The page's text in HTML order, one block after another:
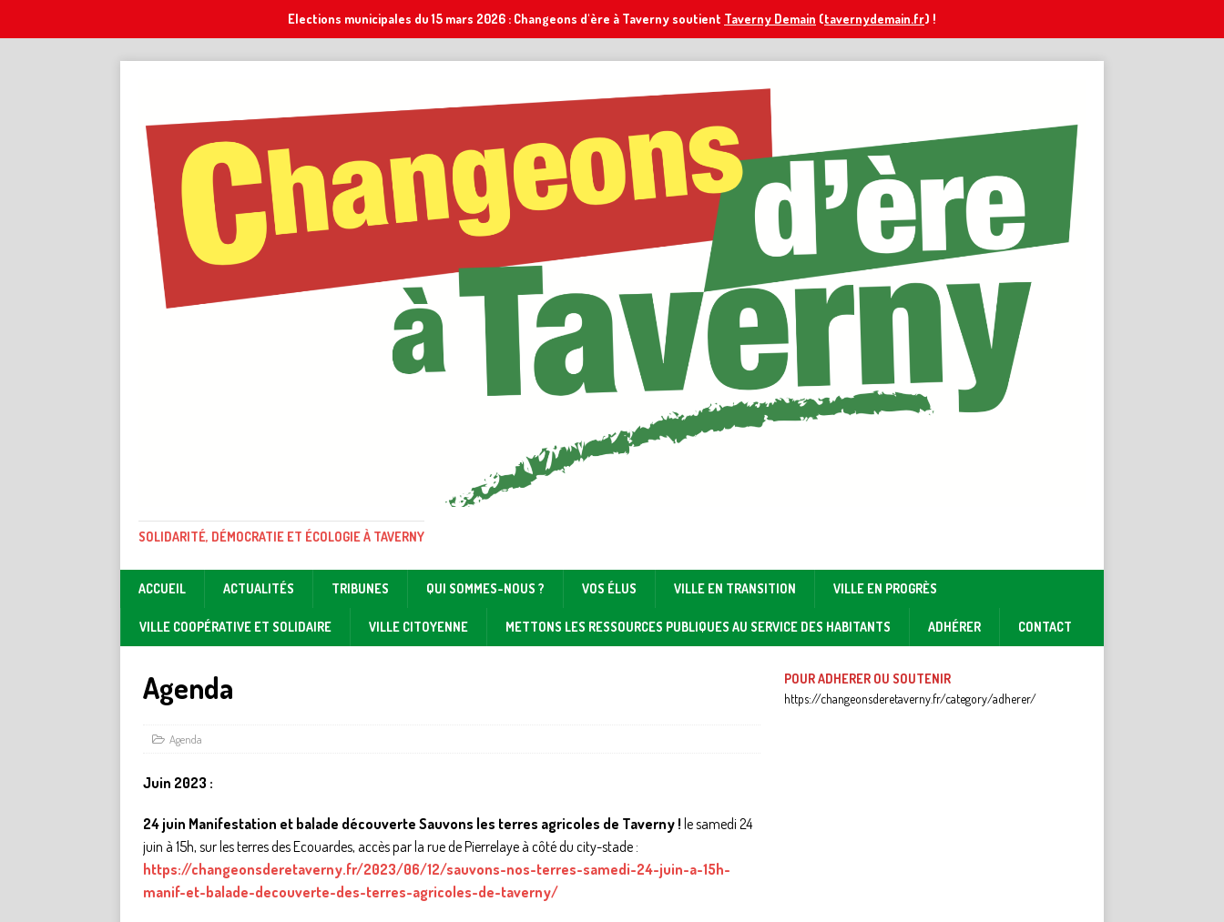
Elections municipales du 15 mars 2026 : Changeons d'ère à Taverny soutient Taverny Demain (tavernydemain.fr) !
SOLIDARITÉ, DÉMOCRATIE ET ÉCOLOGIE À TAVERNY
ACCUEIL ACTUALITÉS TRIBUNES QUI SOMMES-NOUS ? VOS ÉLUS VILLE EN TRANSITION VILLE EN PROGRÈS
VILLE COOPÉRATIVE ET SOLIDAIRE VILLE CITOYENNE METTONS LES RESSOURCES PUBLIQUES AU SERVICE DES HABITANTS ADHÉRER CONTACT
Agenda
Agenda
Juin 2023 :
24 juin Manifestation et balade découverte Sauvons les terres agricoles de Taverny ! le samedi 24
juin à 15h, sur les terres des Ecouardes, accès par la rue de Pierrelaye à côté du city-stade :
https://changeonsderetaverny.fr/2023/06/12/sauvons-nos-terres-samedi-24-juin-a-15h-
manif-et-balade-decouverte-des-terres-agricoles-de-taverny/
POUR ADHERER OU SOUTENIR
https://changeonsderetaverny.fr/category/adherer/